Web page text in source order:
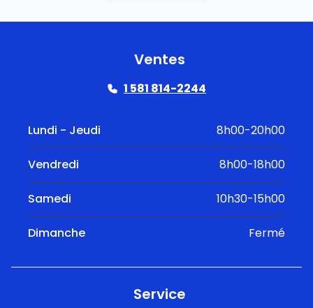
Ventes
1 581 814-2244
Lundi - Jeudi 8h00-20h00
Vendredi 8h00-18h00
Samedi 10h30-15h00
Dimanche Fermé
Service